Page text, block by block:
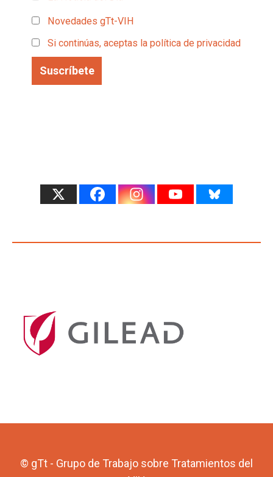
Novedades gTt-VIH
Si continúas, aceptas la política de privacidad
© gTt - Grupo de Trabajo sobre Tratamientos del